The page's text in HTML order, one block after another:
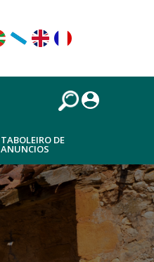
TABOLEIRO DE
ANUNCIOS